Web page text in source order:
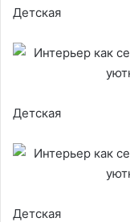
Детская
Детская
Детская